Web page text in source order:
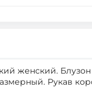
женский. Блузон
Рукав